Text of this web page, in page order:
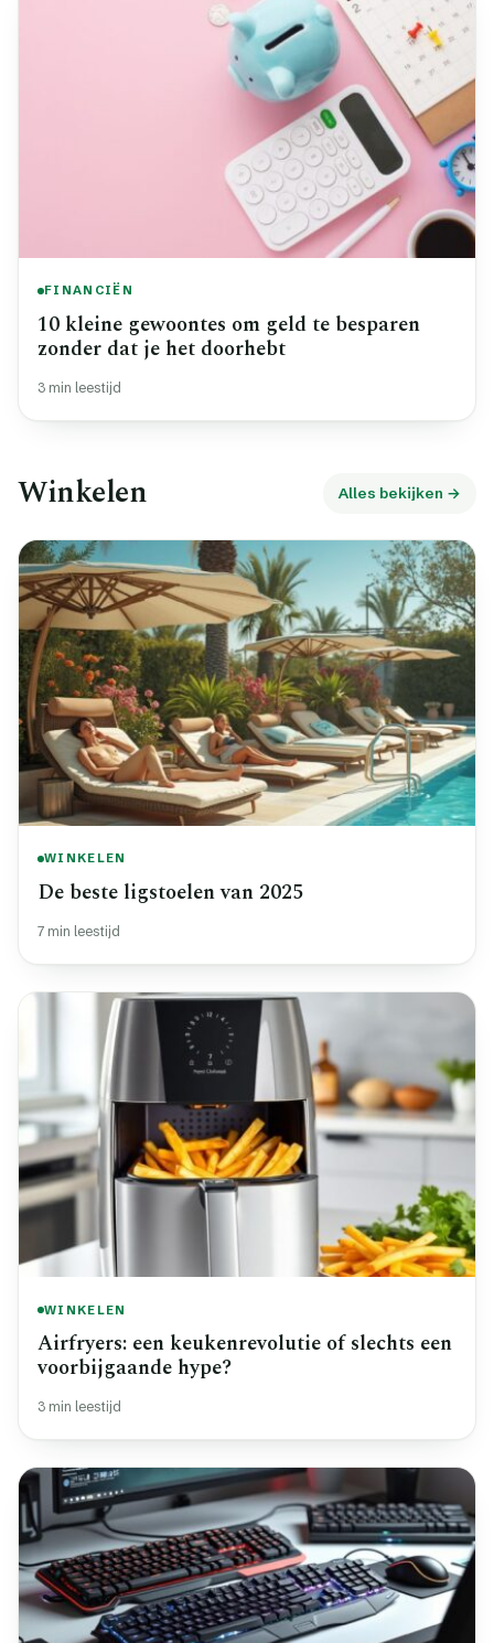
FINANCIËN
10 kleine gewoontes om geld te besparen
zonder dat je het doorhebt
3 min leestijd
Winkelen Alles bekijken →
WINKELEN
De beste ligstoelen van 2025
7 min leestijd
WINKELEN
Airfryers: een keukenrevolutie of slechts een
voorbijgaande hype?
3 min leestijd